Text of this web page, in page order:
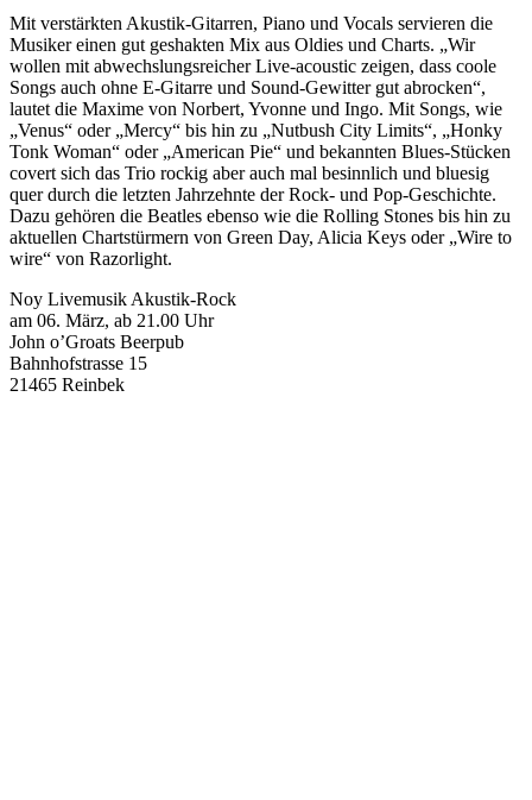
Mit verstärkten Akustik-Gitarren, Piano und Vocals servieren die
Musiker einen gut geshakten Mix aus Oldies und Charts. „Wir
wollen mit abwechslungsreicher Live-acoustic zeigen, dass coole
Songs auch ohne E-Gitarre und Sound-Gewitter gut abrocken“,
lautet die Maxime von Norbert, Yvonne und Ingo. Mit Songs, wie
„Venus“ oder „Mercy“ bis hin zu „Nutbush City Limits“, „Honky
Tonk Woman“ oder „American Pie“ und bekannten Blues-Stücken
covert sich das Trio rockig aber auch mal besinnlich und bluesig
quer durch die letzten Jahrzehnte der Rock- und Pop-Geschichte.
Dazu gehören die Beatles ebenso wie die Rolling Stones bis hin zu
aktuellen Chartstürmern von Green Day, Alicia Keys oder „Wire to
wire“ von Razorlight.
Noy Livemusik Akustik-Rock
am 06. März, ab 21.00 Uhr
John o’Groats Beerpub
Bahnhofstrasse 15
21465 Reinbek